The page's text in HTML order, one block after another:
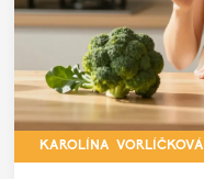
KAROLÍNA VORLÍČKOVÁ